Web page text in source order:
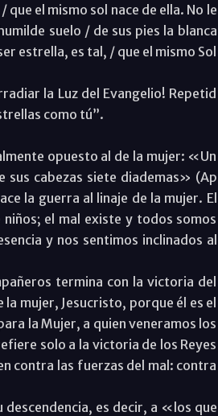
el mismo sol nace de ella. No le
suelo / de sus pies la blanca
estrella, es tal, / que el mismo Sol
la Luz del Evangelio! Repetid
como tú”.
opuesto al de la mujer: «Un
sus cabezas siete diademas» (Ap
la guerra al linaje de la mujer. El
el mal existe y todos somos
y nos sentimos inclinados al
termina con la victoria del
mujer, Jesucristo, porque él es el
la Mujer, a quien veneramos los
solo a la victoria de los Reyes
contra las fuerzas del mal: contra
descendencia, es decir, a «los que